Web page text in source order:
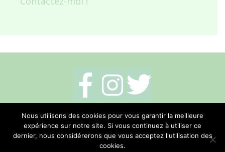
Mentions légales- Politique de cookies-
Me contacter
Nous utilisons des cookies pour vous garantir la meilleure
expérience sur notre site. Si vous continuez à utiliser ce
dernier, nous considérerons que vous acceptez l'utilisation des
cookies.